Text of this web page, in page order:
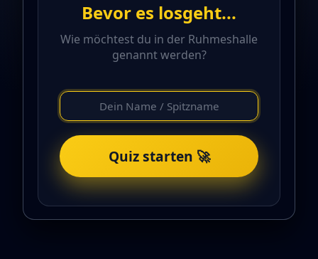
Bevor es losgeht...
Wie möchtest du in der Ruhmeshalle
genannt werden?
Quiz starten 🚀